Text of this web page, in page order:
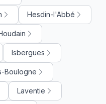
Hesdin-l'Abbé
Isbergues
Boulogne
Laventie